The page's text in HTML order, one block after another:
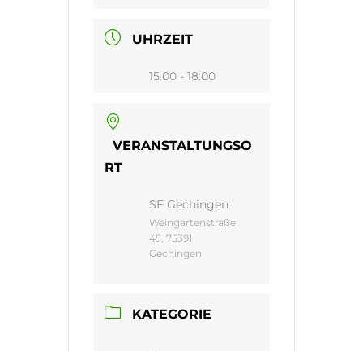
UHRZEIT
15:00 - 18:00
VERANSTALTUNGSO
RT
SF Gechingen
Weingartenstraße
45, 75391
Gechingen
KATEGORIE